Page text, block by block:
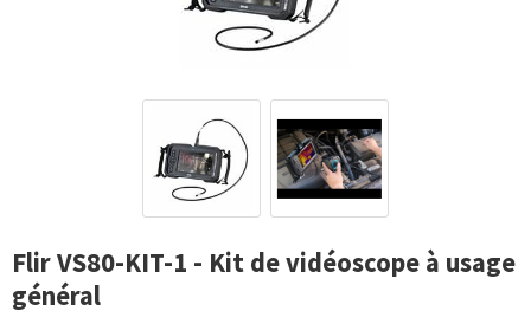
Flir VS80-KIT-1 - Kit de vidéoscope à usage
général